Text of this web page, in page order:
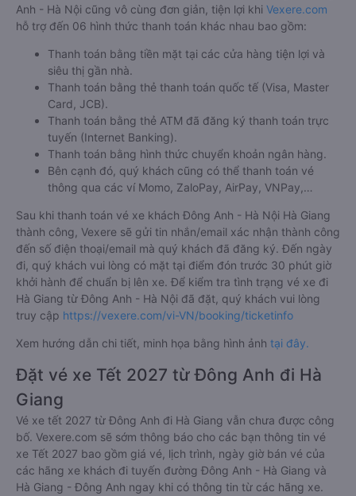
Anh - Hà Nội cũng vô cùng đơn giản, tiện lợi khi Vexere.com
hỗ trợ đến 06 hình thức thanh toán khác nhau bao gồm:
Thanh toán bằng tiền mặt tại các cửa hàng tiện lợi và
siêu thị gần nhà.
Thanh toán bằng thẻ thanh toán quốc tế (Visa, Master
Card, JCB).
Thanh toán bằng thẻ ATM đã đăng ký thanh toán trực
tuyến (Internet Banking).
Thanh toán bằng hình thức chuyển khoản ngân hàng.
Bên cạnh đó, quý khách cũng có thể thanh toán vé
thông qua các ví Momo, ZaloPay, AirPay, VNPay,…
Sau khi thanh toán vé xe khách Đông Anh - Hà Nội Hà Giang
thành công, Vexere sẽ gửi tin nhắn/email xác nhận thành công
đến số điện thoại/email mà quý khách đã đăng ký. Đến ngày
đi, quý khách vui lòng có mặt tại điểm đón trước 30 phút giờ
khởi hành để chuẩn bị lên xe. Để kiểm tra tình trạng vé xe đi
Hà Giang từ Đông Anh - Hà Nội đã đặt, quý khách vui lòng
truy cập https://vexere.com/vi-VN/booking/ticketinfo
Xem hướng dẫn chi tiết, minh họa bằng hình ảnh tại đây.
Đặt vé xe Tết 2027 từ Đông Anh đi Hà
Giang
Vé xe tết 2027 từ Đông Anh đi Hà Giang vẫn chưa được công
bố. Vexere.com sẽ sớm thông báo cho các bạn thông tin vé
xe Tết 2027 bao gồm giá vé, lịch trình, ngày giờ bán vé của
các hãng xe khách đi tuyến đường Đông Anh - Hà Giang và
Hà Giang - Đông Anh ngay khi có thông tin từ các hãng xe.